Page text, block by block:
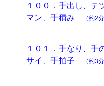
１００．手出し、テ
マン、手積み
（約2
１０１．手なり、手
サイ、手拍子
（約3